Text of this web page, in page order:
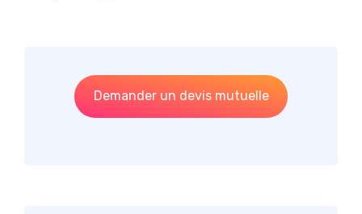
Demander un devis mutuelle